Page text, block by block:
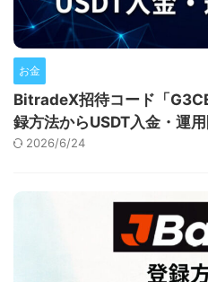
お金
BitradeX招待コード「
録方法からUSDT入金・運
2026/6/24